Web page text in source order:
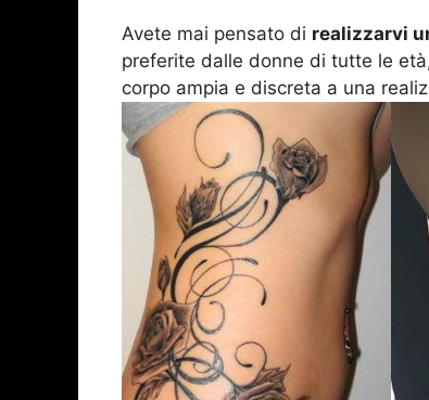
Avete mai pensato di realizzarvi
preferite dalle donne di tutte le
corpo ampia e discreta a una